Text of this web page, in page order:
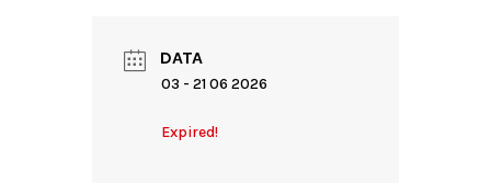
DATA
03 - 21 06 2026
Expired!